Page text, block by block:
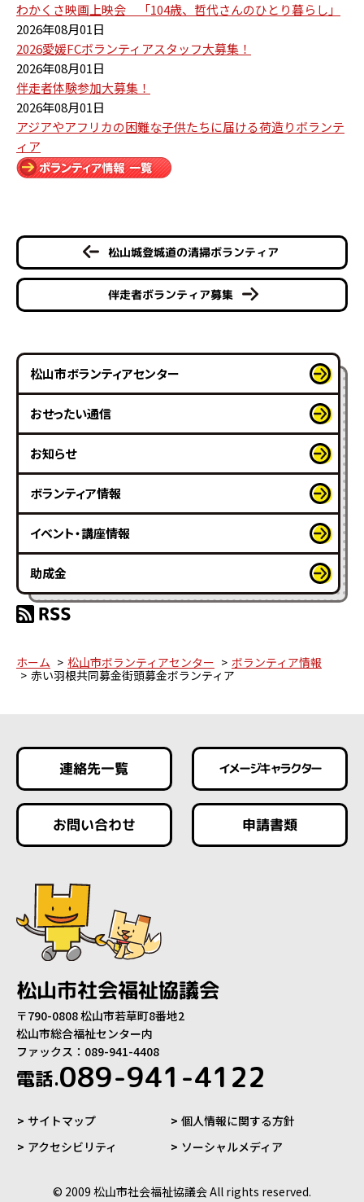
わかくさ映画上映会 「104歳、哲代さんのひとり暮らし」
2026年08月01日
2026愛媛FCボランティアスタッフ大募集！
2026年08月01日
伴走者体験参加大募集！
2026年08月01日
アジアやアフリカの困難な子供たちに届ける荷造りボランテ
ィア
松山城登城道の清掃ボランティア
伴走者ボランティア募集
松山市ボランティアセンター
おせったい通信
お知らせ
ボランティア情報
イベント・講座情報
助成金
ホーム 松山市ボランティアセンター
ボランティア情報
赤い羽根共同募金街頭募金ボランティア
連絡先一覧 イメージキャラクター
お問い合わせ 申請書類
松山市社会福祉協議会
〒790-0808 松山市若草町8番地2
松山市総合福祉センター内
ファックス：089-941-4408
電話.089-941-4122
サイトマップ
個人情報に関する方針
アクセシビリティ
ソーシャルメディア
© 2009 松山市社会福祉協議会 All rights reserved.